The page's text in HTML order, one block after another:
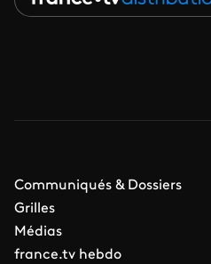
Communiqués & Dossiers
Grilles
Médias
france.tv hebdo